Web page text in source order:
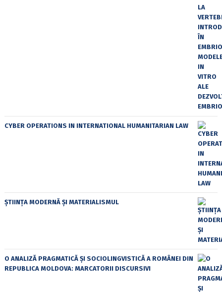
CYBER OPERATIONS IN INTERNATIONAL HUMANITARIAN LAW
ȘTIINȚA MODERNĂ ȘI MATERIALISMUL
O ANALIZĂ PRAGMATICĂ ȘI SOCIOLINGVISTICĂ A ROMÂNEI DIN
REPUBLICA MOLDOVA: MARCATORII DISCURSIVI